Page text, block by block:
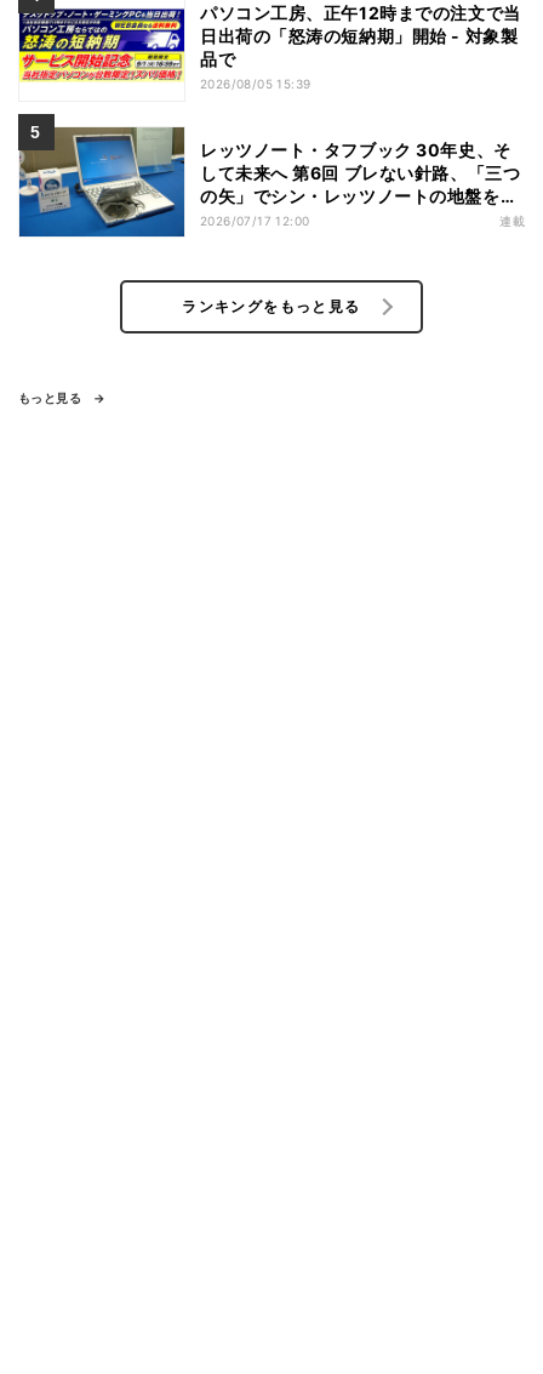
パソコン工房、正午12時までの注文で当
日出荷の「怒涛の短納期」開始 - 対象製
品で
2026/08/05 15:39
レッツノート・タフブック 30年史、そ
して未来へ 第6回 ブレない針路、「三つ
の矢」でシン・レッツノートの地盤を築
く
2026/07/17 12:00 連載
ランキングをもっと見る
もっと見る